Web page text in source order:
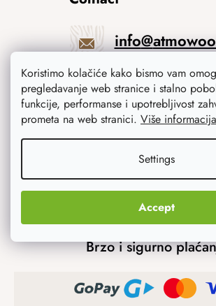
Koristimo kolačiće kako bismo vam
pregledavanje web stranice i stalno
funkcije, performanse i upotrebljivost
prometa na web stranici. Više informacija
Settings
Accept
info@
+385 23 775
Mogućnosti
Brzo i sigurno